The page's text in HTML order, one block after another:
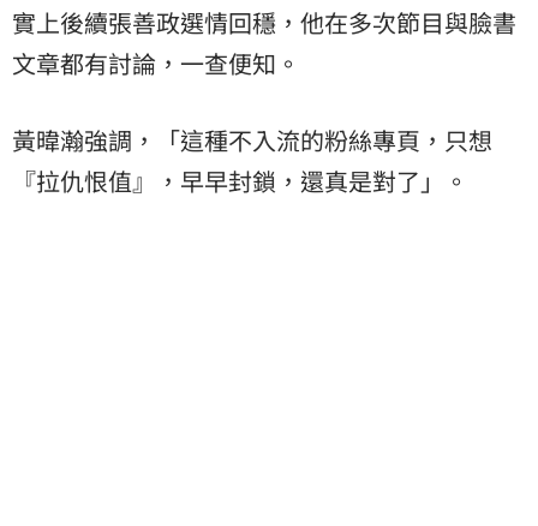
實上後續張善政選情回穩，他在多次節目與臉書
文章都有討論，一查便知。
黃暐瀚強調，「這種不入流的粉絲專頁，只想
『拉仇恨值』，早早封鎖，還真是對了」。